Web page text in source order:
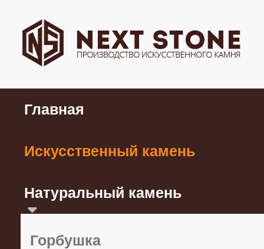
Главная
Искусственный камень
Натуральный камень
Горбушка